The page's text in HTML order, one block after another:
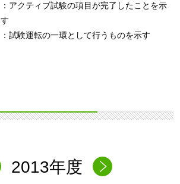
：アクティブ試験の項目が完了したことを示
す
：試験運転の一環として行うものを示す
2013年度